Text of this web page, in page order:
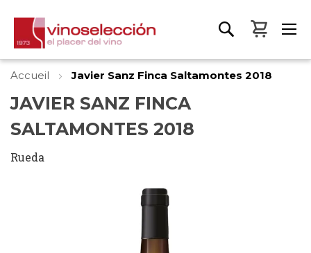
Mon
Accueil Javier Sanz Finca Saltamontes 2018
JAVIER SANZ FINCA
SALTAMONTES 2018
Rueda